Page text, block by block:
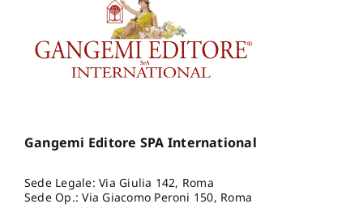
Gangemi Editore SPA International
Sede Legale: Via Giulia 142, Roma
Sede Op.: Via Giacomo Peroni 150, Roma